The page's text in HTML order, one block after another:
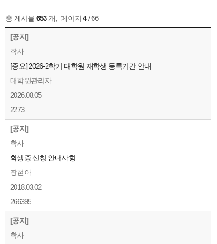
총 게시물 653개, 페이지4/ 66
[공지]
학사
[중요] 2026-2학기 대학원 재학생 등록기간 안내
대학원관리자
2026.08.05
2273
[공지]
학사
학생증 신청 안내사항
장현아
2018.03.02
266395
[공지]
학사